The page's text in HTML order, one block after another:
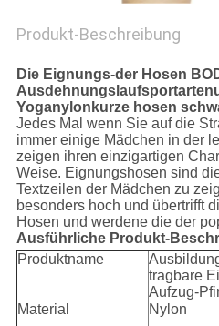
Produkt-Beschreibung
Die Eignungs-der Hosen
Yoganylonkurze hosen
Jedes Mal wenn Sie auf die
immer einige Mädchen in der
zeigen ihren einzigartigen
Weise. Eignungshosen sind
Textzeilen der Mädchen zu
besonders hoch und übertrifft
Hosen und werdene die der
Ausführliche Produkt-
Produktname
tragbare
Aufzug-
Material
Nylon